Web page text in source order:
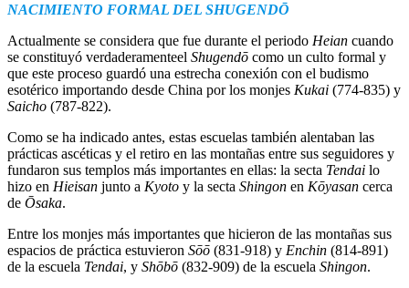
NACIMIENTO FORMAL DEL SHUGENDŌ
Actualmente se considera que fue durante el periodo Heian cuando
se constituyó verdaderamenteel Shugendō como un culto formal y
que este proceso guardó una estrecha conexión con el budismo
esotérico importando desde China por los monjes Kukai (774-835) y
Saicho (787-822).
Como se ha indicado antes, estas escuelas también alentaban las
prácticas ascéticas y el retiro en las montañas entre sus seguidores y
fundaron sus templos más importantes en ellas: la secta Tendai lo
hizo en Hieisan junto a Kyoto y la secta Shingon en Kōyasan cerca
de Ōsaka.
Entre los monjes más importantes que hicieron de las montañas sus
espacios de práctica estuvieron Sōō (831-918) y Enchin (814-891)
de la escuela Tendai, y Shōbō (832-909) de la escuela Shingon.